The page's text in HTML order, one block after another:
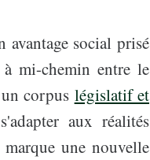
social prisé
mi-chemin entre le
corpus législatif et
aux réalités
une nouvelle